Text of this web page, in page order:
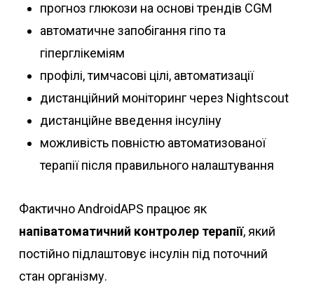
прогноз глюкози на основі трендів CGM
автоматичне запобігання гіпо та
гіперглікеміям
профілі, тимчасові цілі, автоматизації
дистанційний моніторинг через Nightscout
дистанційне введення інсуліну
можливість повністю автоматизованої
терапії після правильного налаштування
Фактично AndroidAPS працює як
напіватоматичний контролер терапії, який
постійно підлаштовує інсулін під поточний
стан організму.